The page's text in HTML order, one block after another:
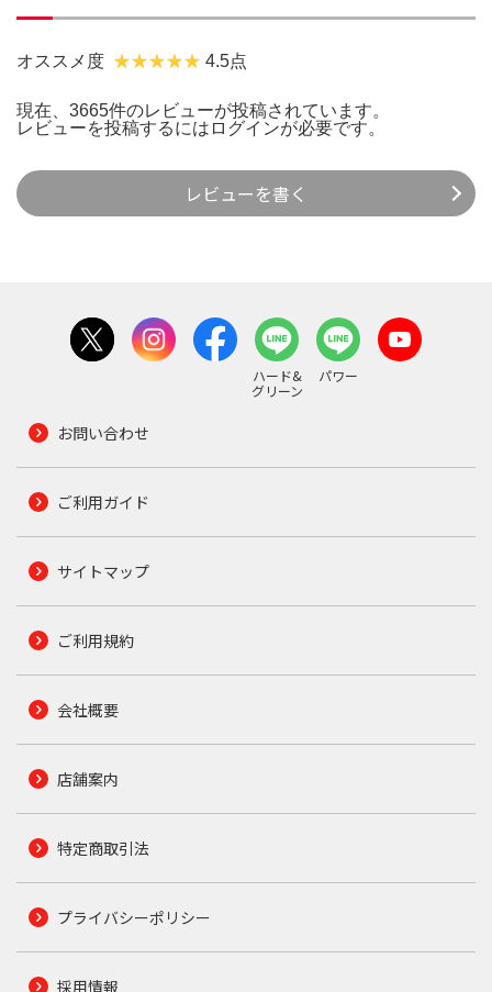
オススメ度 4.5点
現在、3665件のレビューが投稿されています。
レビューを投稿するには ログインが必要です。
レビューを書く
ハード&
グリーン
パワー
お問い合わせ
ご利用ガイド
サイトマップ
ご利用規約
会社概要
店舗案内
特定商取引法
プライバシーポリシー
採用情報